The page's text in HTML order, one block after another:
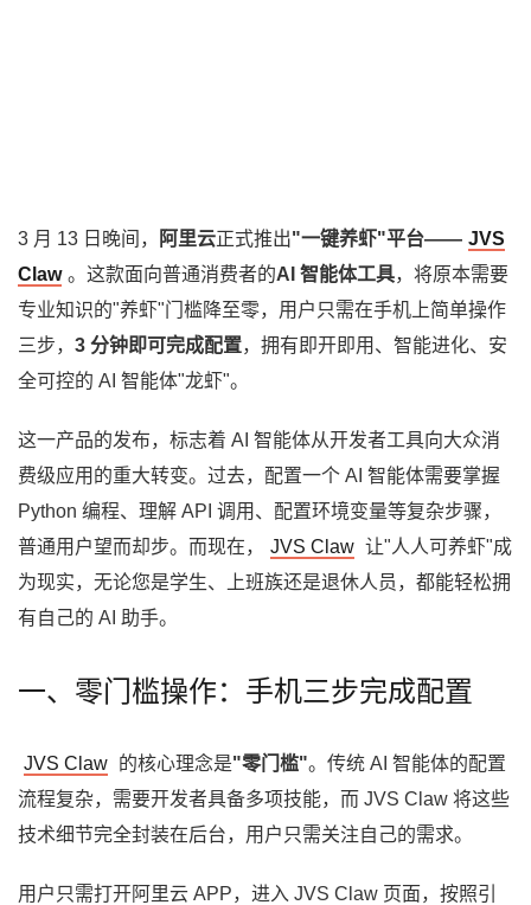
3 月 13 日晚间， 阿里云正式推出"一键养虾"平台—— JVS
Claw 。这款面向普通消费者的AI 智能体工具，将原本需要
专业知识的"养虾"门槛降至零，用户只需在手机上简单操作
三步， 3 分钟即可完成配置，拥有即开即用、智能进化、安
全可控的 AI 智能体"龙虾"。
这一产品的发布，标志着 AI 智能体从开发者工具向大众消
费级应用的重大转变。过去，配置一个 AI 智能体需要掌握
Python 编程、理解 API 调用、配置环境变量等复杂步骤，
普通用户望而却步。而现在，
JVS Claw 让"人人可养虾"成
为现实，无论您是学生、上班族还是退休人员，都能轻松拥
有自己的 AI 助手。
一、零门槛操作：手机三步完成配置
JVS Claw 的核心理念是"零门槛"。传统 AI 智能体的配置
流程复杂，需要开发者具备多项技能，而 JVS Claw 将这些
技术细节完全封装在后台，用户只需关注自己的需求。
用户只需打开阿里云 APP，进入 JVS Claw 页面，按照引